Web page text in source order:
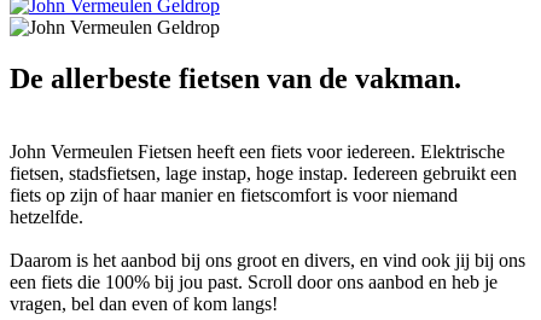
De allerbeste fietsen van de vakman.
John Vermeulen Fietsen heeft een fiets voor iedereen. Elektrische
fietsen, stadsfietsen, lage instap, hoge instap. Iedereen gebruikt een
fiets op zijn of haar manier en fietscomfort is voor niemand
hetzelfde.
Daarom is het aanbod bij ons groot en divers, en vind ook jij bij ons
een fiets die 100% bij jou past. Scroll door ons aanbod en heb je
vragen, bel dan even of kom langs!